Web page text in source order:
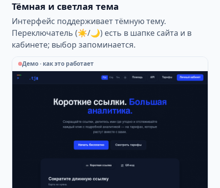
Тёмная и светлая тема
Интерфейс поддерживает тёмную тему.
Переключатель (☀️/🌙) есть в шапке сайта и в
кабинете; выбор запоминается.
Демо · как это работает